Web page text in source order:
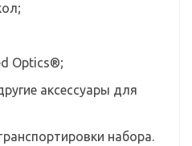
Optics®;
аксессуары для
набора.